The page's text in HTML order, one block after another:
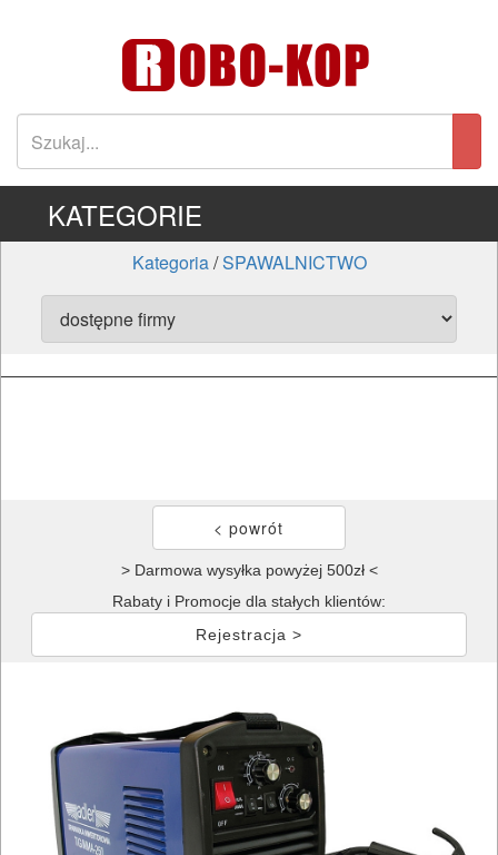
KATEGORIE
Kategoria/SPAWALNICTWO
> Darmowa wysyłka powyżej 500zł <
Rabaty i Promocje dla stałych klientów:
Rejestracja >